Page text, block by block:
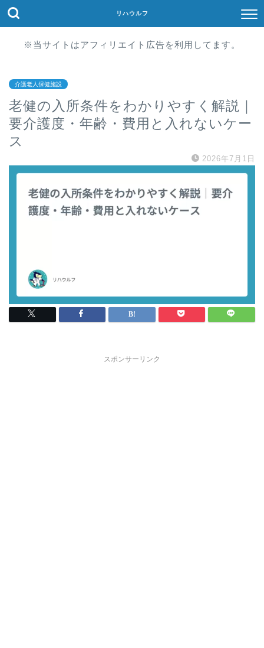
リハウルフ
※当サイトはアフィリエイト広告を利用してます。
介護老人保健施設
老健の入所条件をわかりやすく解説｜
要介護度・年齢・費用と入れないケー
ス
2026年7月1日
スポンサーリンク